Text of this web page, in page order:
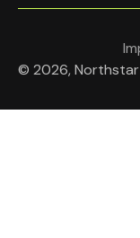
© 2026, Northstar